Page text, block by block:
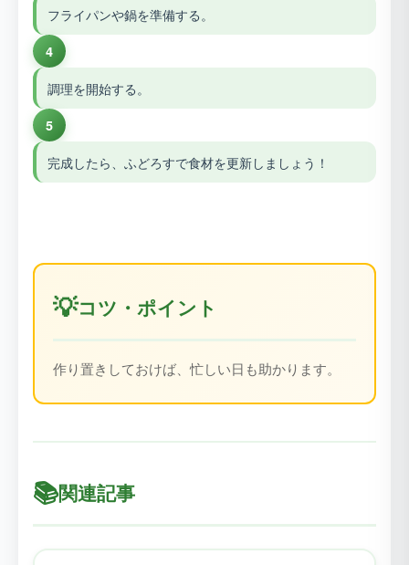
フライパンや鍋を準備する。
4
調理を開始する。
5
完成したら、ふどろすで食材を更新しましょう！
💡コツ・ポイント
作り置きしておけば、忙しい日も助かります。
📚関連記事